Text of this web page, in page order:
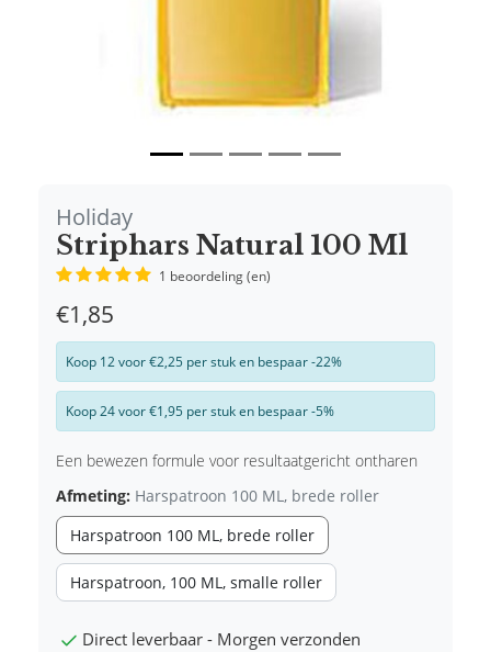
Holiday
Striphars Natural 100 Ml
1 beoordeling (en)
€1,85
Koop 12 voor €2,25 per stuk en bespaar -22%
Koop 24 voor €1,95 per stuk en bespaar -5%
Een bewezen formule voor resultaatgericht ontharen
Afmeting: Harspatroon 100 ML, brede roller
Harspatroon 100 ML, brede roller
Harspatroon, 100 ML, smalle roller
Direct leverbaar - Morgen verzonden